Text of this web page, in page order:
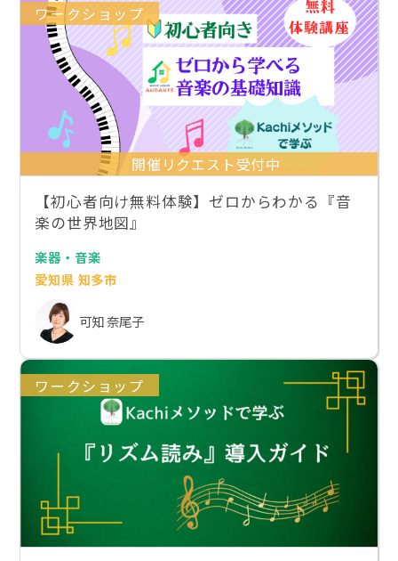
ワークショップ
開催リクエスト受付中
【初心者向け無料体験】ゼロからわかる『音
楽の世界地図』
楽器・音楽
愛知県 知多市
可知 奈尾子
ワークショップ